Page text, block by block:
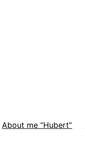
About me “Hubert”